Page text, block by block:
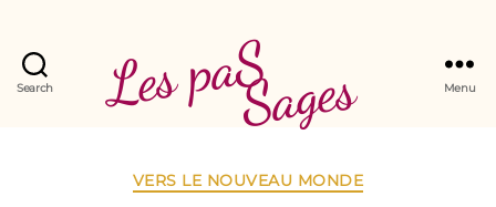
Search Les paSSages Menu
Catégories
VERS LE NOUVEAU MONDE